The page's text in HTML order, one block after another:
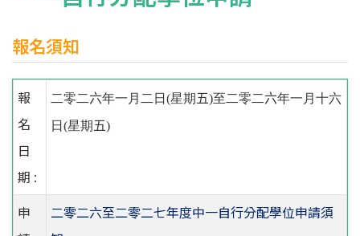
報名須知
報
名
日
期 :
二零二六年一月二日 (星期 五)至二零二六年一月十六
日 (星期 五)
申
二零二六至二零二七年度中一自行分配學位申請須